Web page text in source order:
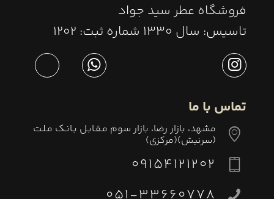
فروشگاه عطر سید جواد
تاسیس: سال ١٣٣٠ شماره ثبت: ١٢٠٢
تماس با ما
مشهد، بازار رضا، بازار سوم مـقـابـل بـانـك مـلـت
(سرنبش)(مركزى)
09154121202